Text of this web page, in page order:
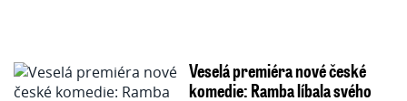
Veselá premiéra nové české
komedie: Ramba líbala svého